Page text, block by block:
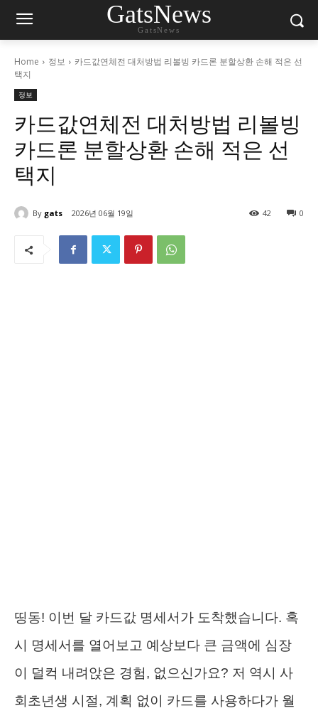
GatsNews
GatsNews
Home 정보
카드값연체전 대처방법 리볼빙 카드론 분할상환 손해 적은 선
택지
정보
카드값연체전 대처방법 리볼빙
카드론 분할상환 손해 적은 선
택지
By gats 2026년 06월 19일 0
42
띵동! 이번 달 카드값 명세서가 도착했습니다. 혹
시 명세서를 열어보고 예상보다 큰 금액에 심장
이 덜컥 내려앉은 경험, 없으신가요? 저 역시 사
회초년생 시절, 계획 없이 카드를 사용하다가 월